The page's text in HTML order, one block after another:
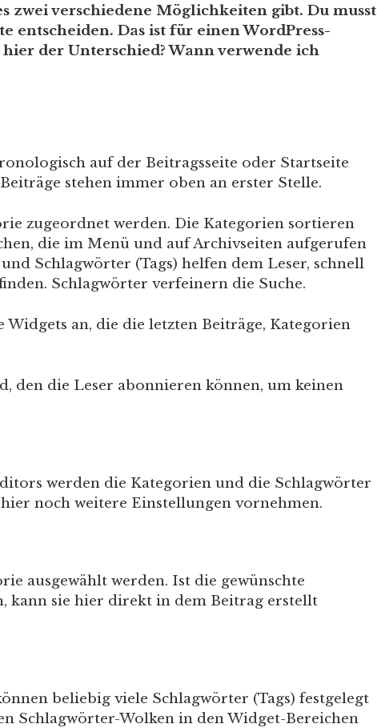
zwei verschiedene Möglichkeiten gibt. Du musst
entscheiden. Das ist für einen WordPress-
der Unterschied? Wann verwende ich
auf der Beitragsseite oder Startseite
stehen immer oben an erster Stelle.
zugeordnet werden. Die Kategorien sortieren
die im Menü und auf Archivseiten aufgerufen
Schlagwörter (Tags) helfen dem Leser, schnell
Schlagwörter verfeinern die Suche.
Widgets an, die die letzten Beiträge, Kategorien
den die Leser abonnieren können, um keinen
werden die Kategorien und die Schlagwörter
noch weitere Einstellungen vornehmen.
ausgewählt werden. Ist die gewünschte
kann sie hier direkt in dem Beitrag erstellt
beliebig viele Schlagwörter (Tags) festgelegt
Schlagwörter-Wolken in den Widget-Bereichen